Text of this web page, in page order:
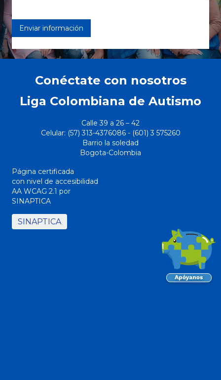
Enviar información
Conéctate con nosotros
Liga Colombiana de Autismo
Calle 39 a 26 – 42
Celular: (57) 313-4376086 - (601)3 575260
Barrio la soledad
Bogota-Colombia
Página certificada
con nivel de accesibilidad
AA WCAG 2.1 por
SINAPTICA
SINAPTICA